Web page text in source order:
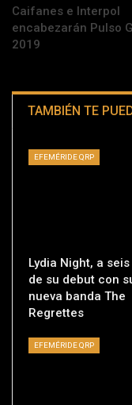
Caifanes e Interpol
encabezarán Pulso
2019
TAMBIÉN TE
EFEMÉRIDE QRP
Lydia Night, a
de su debut con
nueva banda The
Regrettes
EFEMÉRIDE QRP